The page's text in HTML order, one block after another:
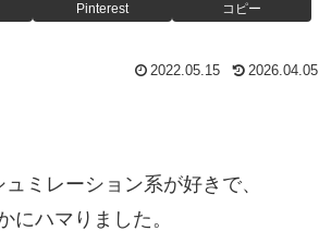
Pinterest コピー
2022.05.15 2026.04.05
ミレーション系が好きで、
にハマりました。